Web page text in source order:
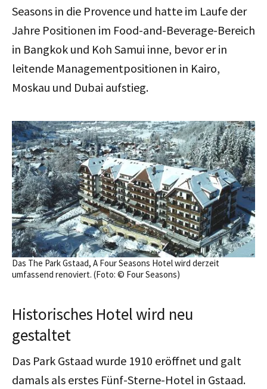
Seasons in die Provence und hatte im Laufe der
Jahre Positionen im Food-and-Beverage-Bereich
in Bangkok und Koh Samui inne, bevor er in
leitende Managementpositionen in Kairo,
Moskau und Dubai aufstieg.
Das The Park Gstaad, A Four Seasons Hotel wird derzeit
umfassend renoviert. (Foto: © Four Seasons)
Historisches Hotel wird neu
gestaltet
Das Park Gstaad wurde 1910 eröffnet und galt
damals als erstes Fünf-Sterne-Hotel in Gstaad.